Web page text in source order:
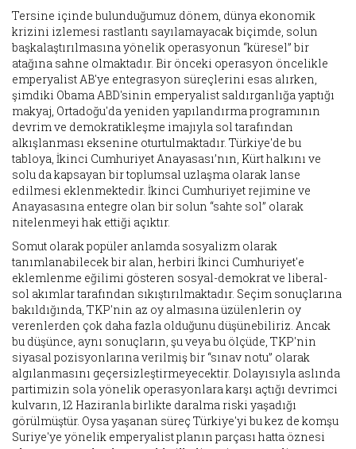
Tersine içinde bulunduğumuz dönem, dünya ekonomik
krizini izlemesi rastlantı sayılamayacak biçimde, solun
başkalaştırılmasına yönelik operasyonun “küresel” bir
atağına sahne olmaktadır. Bir önceki operasyon öncelikle
emperyalist AB'ye entegrasyon süreçlerini esas alırken,
şimdiki Obama ABD'sinin emperyalist saldırganlığa yaptığı
makyaj, Ortadoğu'da yeniden yapılandırma programının
devrim ve demokratikleşme imajıyla sol tarafından
alkışlanması eksenine oturtulmaktadır. Türkiye'de bu
tabloya, İkinci Cumhuriyet Anayasası’nın, Kürt halkını ve
solu da kapsayan bir toplumsal uzlaşma olarak lanse
edilmesi eklenmektedir. İkinci Cumhuriyet rejimine ve
Anayasasına entegre olan bir solun “sahte sol” olarak
nitelenmeyi hak ettiği açıktır.
Somut olarak popüler anlamda sosyalizm olarak
tanımlanabilecek bir alan, herbiri İkinci Cumhuriyet'e
eklemlenme eğilimi gösteren sosyal-demokrat ve liberal-
sol akımlar tarafından sıkıştırılmaktadır. Seçim sonuçlarına
bakıldığında, TKP'nin az oy almasına üzülenlerin oy
verenlerden çok daha fazla olduğunu düşünebiliriz. Ancak
bu düşünce, aynı sonuçların, şu veya bu ölçüde, TKP'nin
siyasal pozisyonlarına verilmiş bir “sınav notu” olarak
algılanmasını geçersizleştirmeyecektir. Dolayısıyla aslında
partimizin sola yönelik operasyonlara karşı açtığı devrimci
kulvarın, 12 Haziranla birlikte daralma riski yaşadığı
görülmüştür. Oysa yaşanan süreç Türkiye'yi bu kez de komşu
Suriye'ye yönelik emperyalist planın parçası hatta öznesi